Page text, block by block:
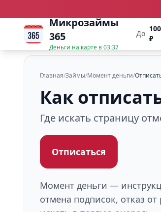
Микрозаймы
365
Деньги на карте в03:37
До
₽
Главная/Займы/Момент деньги/
Как
Где искать страницу
Отписаться
Момент деньги —
отмена подписок, отказ